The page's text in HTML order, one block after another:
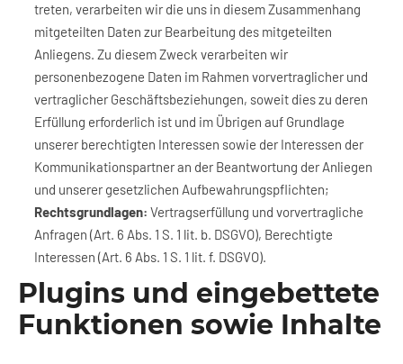
treten, verarbeiten wir die uns in diesem Zusammenhang
mitgeteilten Daten zur Bearbeitung des mitgeteilten
Anliegens. Zu diesem Zweck verarbeiten wir
personenbezogene Daten im Rahmen vorvertraglicher und
vertraglicher Geschäftsbeziehungen, soweit dies zu deren
Erfüllung erforderlich ist und im Übrigen auf Grundlage
unserer berechtigten Interessen sowie der Interessen der
Kommunikationspartner an der Beantwortung der Anliegen
und unserer gesetzlichen Aufbewahrungspflichten;
Rechtsgrundlagen: Vertragserfüllung und vorvertragliche
Anfragen (Art. 6 Abs. 1 S. 1 lit. b. DSGVO), Berechtigte
Interessen (Art. 6 Abs. 1 S. 1 lit. f. DSGVO).
Plugins und eingebettete
Funktionen sowie Inhalte